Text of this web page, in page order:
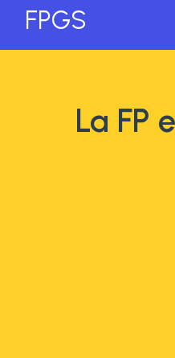
FPGS
La FP